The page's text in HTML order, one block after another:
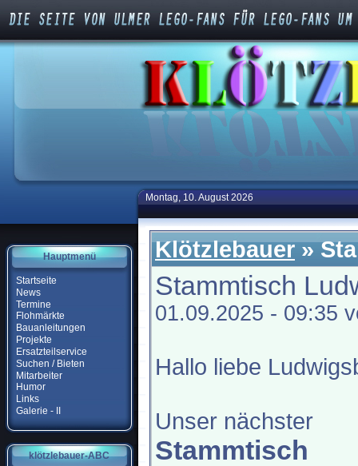
Hauptmenü
Startseite
News
Termine
Flohmärkte
Bauanleitungen
Projekte
Ersatzteilservice
Suchen / Bieten
Mitarbeiter
Humor
Links
Galerie - II
klötzlebauer-ABC
Montag, 10. August 2026
Klötzlebauer»
Stammtisch
01.09.2025 - 09:35
Hallo liebe
Unser nächster
Stammtisch